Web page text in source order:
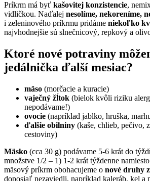
Príkrm má byť kašovitej konzistencie,
vidličkou. Naďalej nesolíme, nekoreníme,
i zeleninového príkrmu pridáme niekoľko
najvhodnejšie sú slnečnicový, repkový a
Ktoré nové potraviny
jedálnička ďalší mesiac?
mäso (morčacie a kuracie)
vaječný žĺtok (bielok kvôli riziku
nepodávame!)
ovocie (napríklad jablko, hruška,
ďalšie obilniny (kaše, chlieb, pečivo,
cestoviny)
Mäsko (cca 30 g) podávame 5-6 krát do
množstve 1/2 – 1) 1-2 krát týždenne
mäsový príkrm obohacujeme o nové druhy
doposiaľ nezaviedli, napríklad kaleráb, kel a